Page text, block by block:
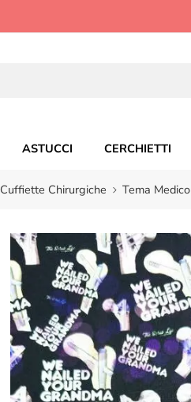
ASTUCCI CERCHIETTI
Cuffiette Chirurgiche Tema Medico